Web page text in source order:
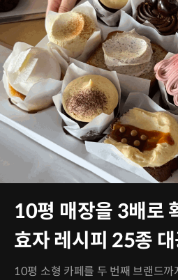
10평 매장을 3배로
효자 레시피 25종 대
10평 소형 카페를 두 번째 브랜드